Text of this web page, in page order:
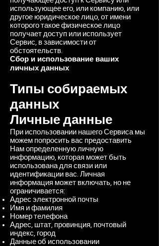
использующее его, или компанию, или
другое юридическое лицо, от имени
которого такое физическое лицо
получает доступ или использует
Сервис, в зависимости от
обстоятельств.
Сбор и использование ваших
личных данных
Типы собираемых
данных
Личные данные
При использовании нашего Сервиса мы
можем попросить вас предоставить
Нам определенную личную
информацию, которая может быть
использована для связи или
идентификации вас. Личная
информация может включать, но не
ограничивается:
Адрес электронной почты
Имя и фамилия
Номер телефона
Адрес, штат, провинция, почтовый
индекс, город
Данные об использовании